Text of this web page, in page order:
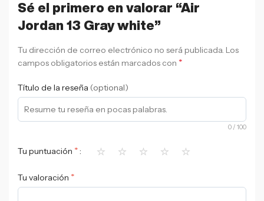
Sé el primero en valorar “Air
Jordan 13 Gray white”
Tu dirección de correo electrónico no será publicada. Los
campos obligatorios están marcados con *
Título de la reseña (optional)
0 / 100
Tu puntuación * ⭐ ⭐ ⭐ ⭐ ⭐
Tu valoración *